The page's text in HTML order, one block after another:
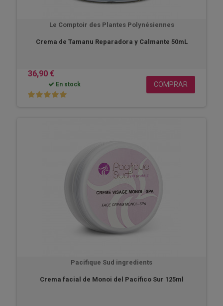
Le Comptoir des Plantes Polynésiennes
Crema de Tamanu Reparadora y Calmante 50mL
36,90 €
En stock COMPRAR
Pacifique Sud ingredients
Crema facial de Monoi del Pacífico Sur 125ml